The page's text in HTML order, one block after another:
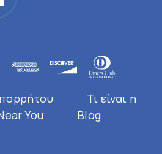
Τι είναι η
You
Blog